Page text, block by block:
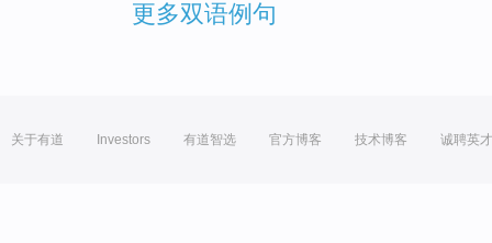
更多双语例句
关于有道 Investors 有道智选 官方博客 技术博客 诚聘英才